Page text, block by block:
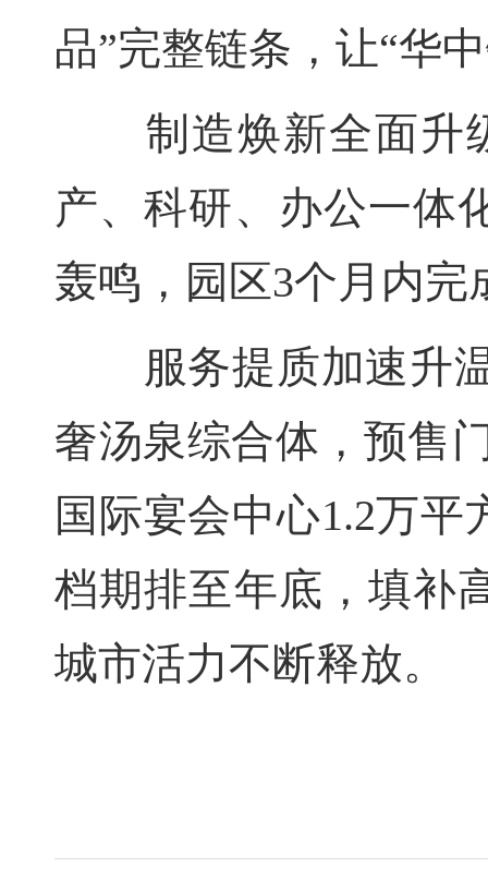
品”完整链条，让“华
制造焕新全面升级
产、科研、办公一体
轰鸣，园区3个月内完
服务提质加速升温
奢汤泉综合体，预售
国际宴会中心1.2万
档期排至年底，填补
城市活力不断释放。